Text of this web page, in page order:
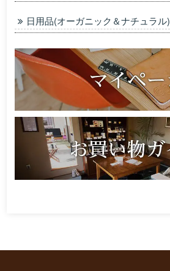
日用品(オーガニック＆ナチュラル)